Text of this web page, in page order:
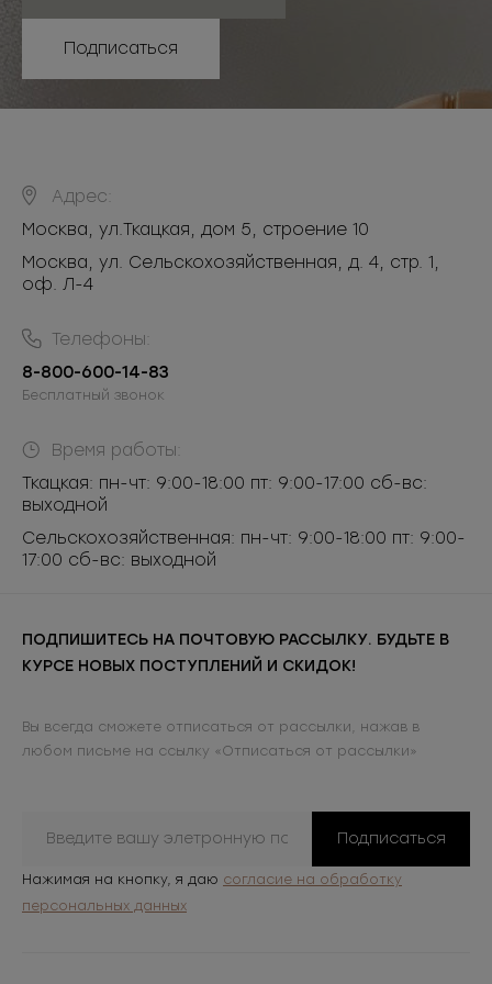
Подписаться
Адрес:
Москва, ул.Ткацкая, дом 5, строение 10
Москва, ул. Сельскохозяйственная, д. 4, стр. 1,
оф. Л-4
Телефоны:
8-800-600-14-83
Бесплатный звонок
Время работы:
Ткацкая: пн-чт: 9:00-18:00 пт: 9:00-17:00 сб-вс:
выходной
Сельскохозяйственная: пн-чт: 9:00-18:00 пт: 9:00-
17:00 сб-вс: выходной
ПОДПИШИТЕСЬ НА ПОЧТОВУЮ РАССЫЛКУ. БУДЬТЕ В
КУРСЕ НОВЫХ ПОСТУПЛЕНИЙ И СКИДОК!
Вы всегда сможете отписаться от рассылки, нажав в
любом письме на ссылку «Отписаться от рассылки»
Подписаться
Нажимая на кнопку, я даю согласие на обработку
персональных данных